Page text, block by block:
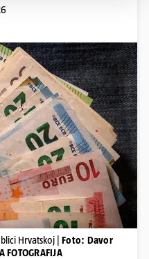
Hrvatskoj | Foto: Davor